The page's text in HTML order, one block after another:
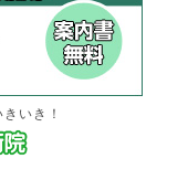
いき！